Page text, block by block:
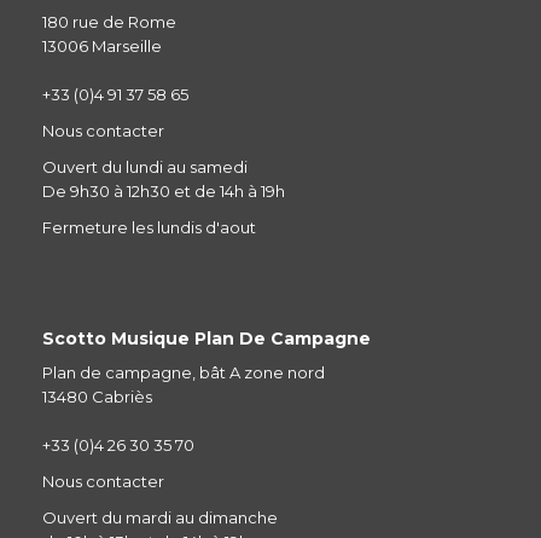
180 rue de Rome
13006 Marseille
+33 (0)4 91 37 58 65
Nous contacter
Ouvert du lundi au samedi
De 9h30 à 12h30 et de 14h à 19h
Fermeture les lundis d'aout
Scotto Musique Plan De Campagne
Plan de campagne, bât A zone nord
13480 Cabriès
+33 (0)4 26 30 35 70
Nous contacter
Ouvert du mardi au dimanche